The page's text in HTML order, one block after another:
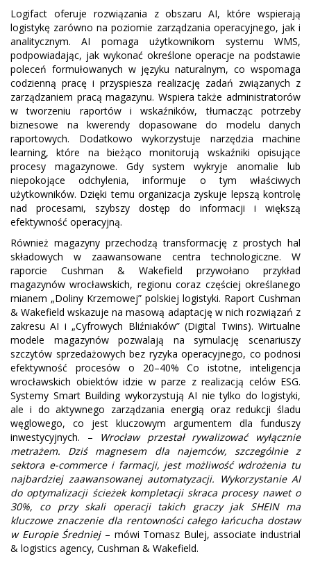
Logifact oferuje rozwiązania z obszaru AI, które wspierają
logistykę zarówno na poziomie zarządzania operacyjnego, jak i
analitycznym. AI pomaga użytkownikom systemu WMS,
podpowiadając, jak wykonać określone operacje na podstawie
poleceń formułowanych w języku naturalnym, co wspomaga
codzienną pracę i przyspiesza realizację zadań związanych z
zarządzaniem pracą magazynu. Wspiera także administratorów
w tworzeniu raportów i wskaźników, tłumacząc potrzeby
biznesowe na kwerendy dopasowane do modelu danych
raportowych. Dodatkowo wykorzystuje narzędzia machine
learning, które na bieżąco monitorują wskaźniki opisujące
procesy magazynowe. Gdy system wykryje anomalie lub
niepokojące odchylenia, informuje o tym właściwych
użytkowników. Dzięki temu organizacja zyskuje lepszą kontrolę
nad procesami, szybszy dostęp do informacji i większą
efektywność operacyjną.
Również magazyny przechodzą transformację z prostych hal
składowych w zaawansowane centra technologiczne. W
raporcie Cushman & Wakefield przywołano przykład
magazynów wrocławskich, regionu coraz częściej określanego
mianem „Doliny Krzemowej” polskiej logistyki. Raport Cushman
& Wakefield wskazuje na masową adaptację w nich rozwiązań z
zakresu AI i „Cyfrowych Bliźniaków” (Digital Twins). Wirtualne
modele magazynów pozwalają na symulację scenariuszy
szczytów sprzedażowych bez ryzyka operacyjnego, co podnosi
efektywność procesów o 20–40% Co istotne, inteligencja
wrocławskich obiektów idzie w parze z realizacją celów ESG.
Systemy Smart Building wykorzystują AI nie tylko do logistyki,
ale i do aktywnego zarządzania energią oraz redukcji śladu
węglowego, co jest kluczowym argumentem dla funduszy
inwestycyjnych. – Wrocław przestał rywalizować wyłącznie
metrażem. Dziś magnesem dla najemców, szczególnie z
sektora e-commerce i farmacji, jest możliwość wdrożenia tu
najbardziej zaawansowanej automatyzacji. Wykorzystanie AI
do optymalizacji ścieżek kompletacji skraca procesy nawet o
30%, co przy skali operacji takich graczy jak SHEIN ma
kluczowe znaczenie dla rentowności całego łańcucha dostaw
w Europie Średniej – mówi Tomasz Bulej, associate industrial
& logistics agency, Cushman & Wakefield.